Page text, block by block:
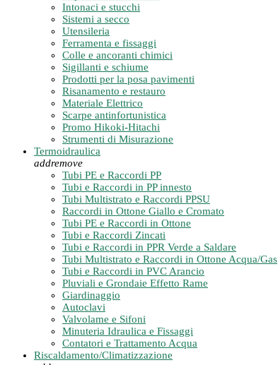
Intonaci e stucchi
Sistemi a secco
Utensileria
Ferramenta e fissaggi
Colle e ancoranti chimici
Sigillanti e schiume
Prodotti per la posa pavimenti
Risanamento e restauro
Materiale Elettrico
Scarpe antinfortunistica
Promo Hikoki-Hitachi
Strumenti di Misurazione
Termoidraulica
addremove
Tubi PE e Raccordi PP
Tubi e Raccordi in PP innesto
Tubi Multistrato e Raccordi PPSU
Raccordi in Ottone Giallo e Cromato
Tubi PE e Raccordi in Ottone
Tubi e Raccordi Zincati
Tubi e Raccordi in PPR Verde a Saldare
Tubi Multistrato e Raccordi in Ottone Acqua/Gas
Tubi e Raccordi in PVC Arancio
Pluviali e Grondaie Effetto Rame
Giardinaggio
Autoclavi
Valvolame e Sifoni
Minuteria Idraulica e Fissaggi
Contatori e Trattamento Acqua
Riscaldamento/Climatizzazione